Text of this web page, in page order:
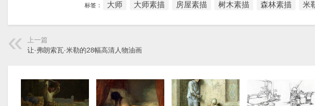
标签： 大师 大师素描 房屋素描 树木素描 森林素描 米
上一篇
让·弗朗索瓦·米勒的28幅高清人物油画